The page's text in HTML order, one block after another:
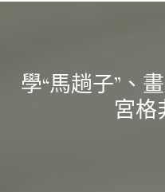
學“馬趟子”、
宮格